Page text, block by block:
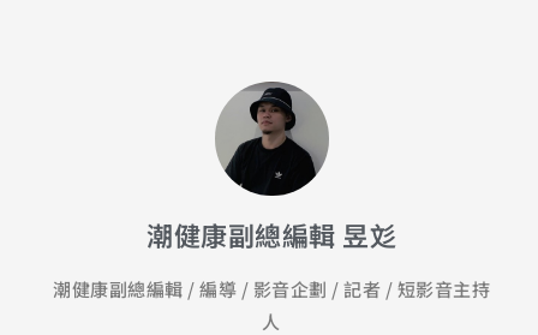
潮健康副總編輯 昱彣
潮健康副總編輯 / 編導 / 影音企劃 / 記者 / 短影音主持
人